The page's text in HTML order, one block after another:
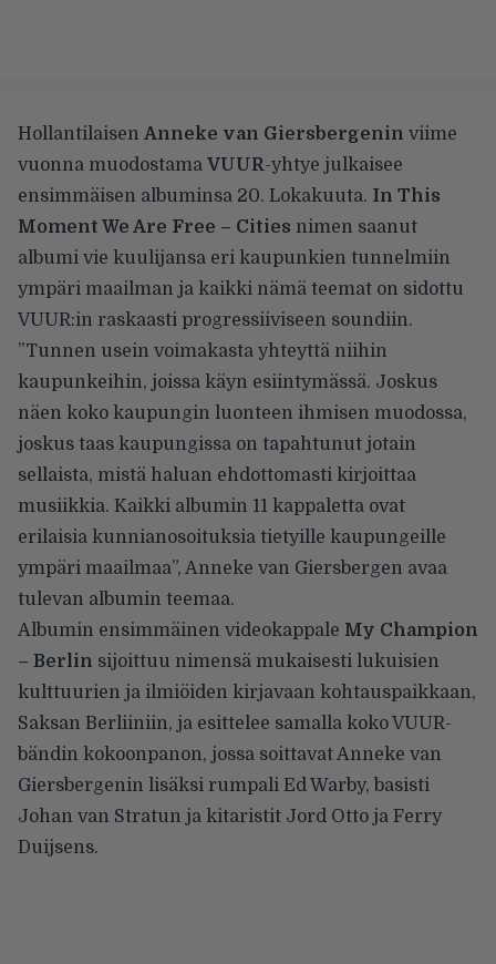
Hollantilaisen Anneke van Giersbergenin viime
vuonna muodostama VUUR-yhtye julkaisee
ensimmäisen albuminsa 20. Lokakuuta. In This
Moment We Are Free – Cities nimen saanut
albumi vie kuulijansa eri kaupunkien tunnelmiin
ympäri maailman ja kaikki nämä teemat on sidottu
VUUR:in raskaasti progressiiviseen soundiin.
”Tunnen usein voimakasta yhteyttä niihin
kaupunkeihin, joissa käyn esiintymässä. Joskus
näen koko kaupungin luonteen ihmisen muodossa,
joskus taas kaupungissa on tapahtunut jotain
sellaista, mistä haluan ehdottomasti kirjoittaa
musiikkia. Kaikki albumin 11 kappaletta ovat
erilaisia kunnianosoituksia tietyille kaupungeille
ympäri maailmaa”, Anneke van Giersbergen avaa
tulevan albumin teemaa.
Albumin ensimmäinen videokappale My Champion
– Berlin sijoittuu nimensä mukaisesti lukuisien
kulttuurien ja ilmiöiden kirjavaan kohtauspaikkaan,
Saksan Berliiniin, ja esittelee samalla koko VUUR-
bändin kokoonpanon, jossa soittavat Anneke van
Giersbergenin lisäksi rumpali Ed Warby, basisti
Johan van Stratun ja kitaristit Jord Otto ja Ferry
Duijsens.